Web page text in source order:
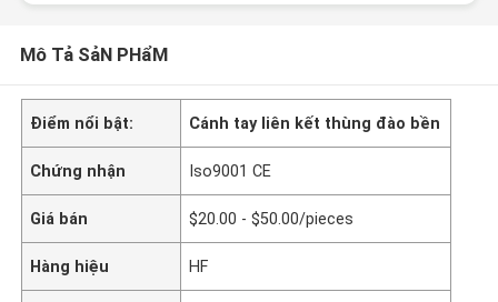
Mô Tả SảN PHẩM
Điểm nổi bật: Cánh tay liên kết thùng đào bền
Chứng nhận Iso9001 CE
Giá bán $20.00 - $50.00/pieces
Hàng hiệu HF